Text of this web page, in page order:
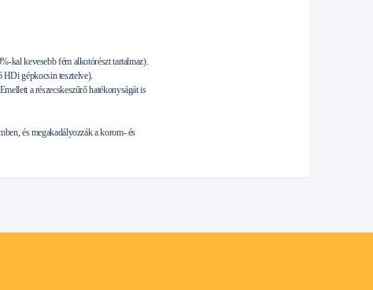
kal kevesebb fém alkotórészt tartalmaz).
HDi gépkocsin tesztelve).
a részecskeszűrő hatékonyságát is
és megakadályozzák a korom- és